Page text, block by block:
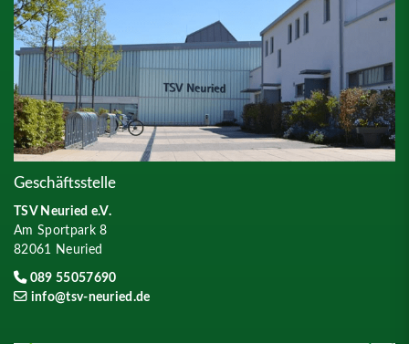
Geschäftsstelle
TSV Neuried e.V.
Am Sportpark 8
82061 Neuried
089 55057690
info@tsv-neuried.de